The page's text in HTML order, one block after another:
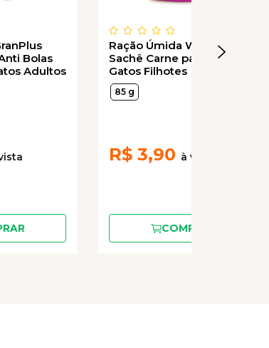
Bolas
Adultos
Salmão
Ração Úmida Whiskas
Sachê Carne para Gatos
Gatos Filhotes
85 g
R$ 3,90
COMPRAR